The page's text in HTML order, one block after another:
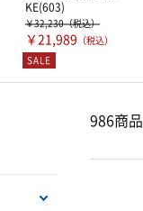
KE(603)
￥32,230（税込）
￥21,989 （税込）
SALE
986商品